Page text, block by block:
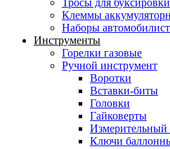
Тросы для буксировки
Клеммы
Наборы
Инструменты
Горелки газовые
Ручной инструмент
Воротки
Вставки-биты
Головки
Гайковерты
Измерительный
Ключи